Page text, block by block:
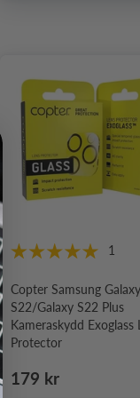
1
Copter Samsung Galaxy
S22/Galaxy S22 Plus
Kameraskydd Exoglass
Protector
Ordinarie pris
179 kr